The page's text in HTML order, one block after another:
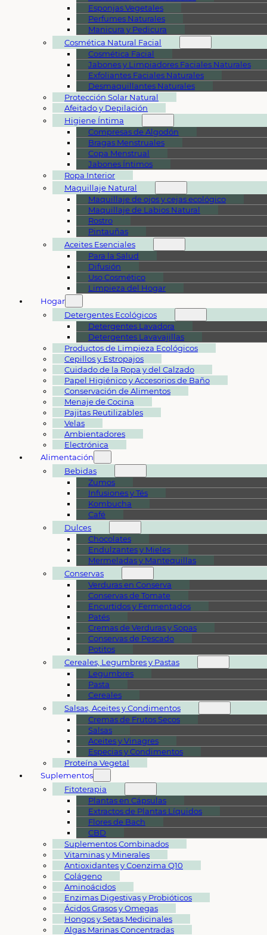
Esponjas Vegetales
Perfumes Naturales
Manicura y Pedicura
Cosmética Natural Facial
Cosmética Facial
Jabones y Limpiadores Faciales Naturales
Exfoliantes Faciales Naturales
Desmaquillantes Naturales
Protección Solar Natural
Afeitado y Depilación
Higiene Íntima
Compresas de Algodón
Bragas Menstruales
Copa Menstrual
Jabones Íntimos
Ropa Interior
Maquillaje Natural
Maquillaje de ojos y cejas ecológico
Maquillaje de Labios Natural
Rostro
Pintauñas
Aceites Esenciales
Para la Salud
Difusión
Uso Cosmético
Limpieza del Hogar
Hogar
Detergentes Ecológicos
Detergentes Lavadora
Detergentes Lavavajillas
Productos de Limpieza Ecológicos
Cepillos y Estropajos
Cuidado de la Ropa y del Calzado
Papel Higiénico y Accesorios de Baño
Conservación de Alimentos
Menaje de Cocina
Pajitas Reutilizables
Velas
Ambientadores
Electrónica
Alimentación
Bebidas
Zumos
Infusiones y Tés
Kombucha
Café
Dulces
Chocolates
Endulzantes y Mieles
Mermeladas y Mantequillas
Conservas
Verduras en Conserva
Conservas de Tomate
Encurtidos y Fermentados
Patés
Cremas de Verduras y Sopas
Conservas de Pescado
Potitos
Cereales, Legumbres y Pastas
Legumbres
Pasta
Cereales
Salsas, Aceites y Condimentos
Cremas de Frutos Secos
Salsas
Aceites y Vinagres
Especias y Condimentos
Proteína Vegetal
Suplementos
Fitoterapia
Plantas en Cápsulas
Extractos de Plantas Líquidos
Flores de Bach
CBD
Suplementos Combinados
Vitaminas y Minerales
Antioxidantes y Coenzima Q10
Colágeno
Aminoácidos
Enzimas Digestivas y Probióticos
Ácidos Grasos y Omegas
Hongos y Setas Medicinales
Algas Marinas Concentradas